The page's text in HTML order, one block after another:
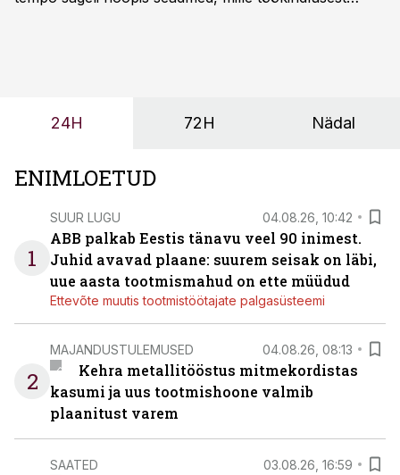
24H 72H Nädal
ENIMLOETUD
1
SUUR LUGU 04.08.26, 10:42
ABB palkab Eestis tänavu veel 90 inimest.
Juhid avavad plaane: suurem seisak on läbi,
uue aasta tootmismahud on ette müüdud
Ettevõte muutis tootmistöötajate palgasüsteemi
2
MAJANDUSTULEMUSED 04.08.26, 08:13
Kehra metallitööstus mitmekordistas
kasumi ja uus tootmishoone valmib
plaanitust varem
SAATED 03.08.26, 16:59